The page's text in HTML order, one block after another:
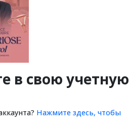
в свою учетную
Нажмите здесь, чтобы